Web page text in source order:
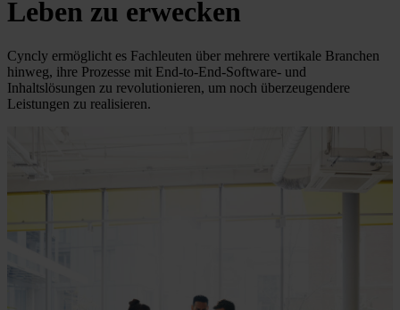
Leben zu erwecken
Cyncly ermöglicht es Fachleuten über mehrere vertikale Branchen
hinweg, ihre Prozesse mit End-to-End-Software- und
Inhaltslösungen zu revolutionieren, um noch überzeugendere
Leistungen zu realisieren.